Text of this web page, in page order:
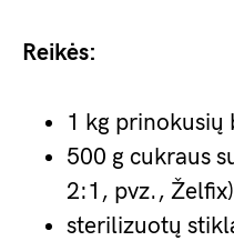
Reikės:
1 kg prinokusių
500 g cukraus
2:1, pvz., Želfix)
sterilizuotų